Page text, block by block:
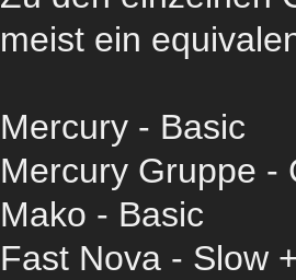
meist ein
Mercury - Basic
Mercury Gruppe -
Mako - Basic
Fast Nova - Slow